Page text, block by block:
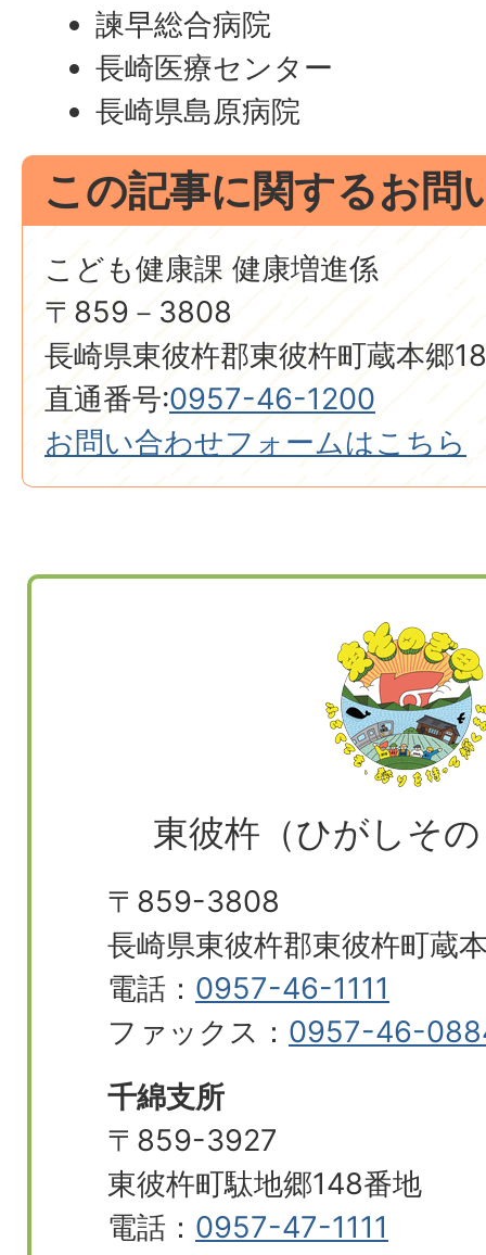
諫早総合病院
長崎医療センター
長崎県島原病院
この記事に関するお問
こども健康課 健康増進係
〒859－3808
長崎県東彼杵郡東彼杵町蔵本郷
直通番号:0957-46-1200
お問い合わせフォームはこちら
東彼杵（ひがしそ
〒859-3808
長崎県東彼杵郡東彼杵町蔵
電話： 0957-46-1111
ファックス： 0957-46-
千綿支所
〒859-3927
東彼杵町駄地郷148番地
電話： 0957-47-1111